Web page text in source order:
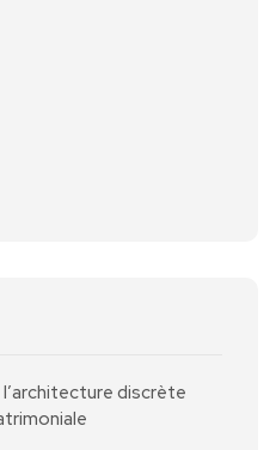
l’architecture discrète